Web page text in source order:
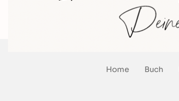
Home Buch